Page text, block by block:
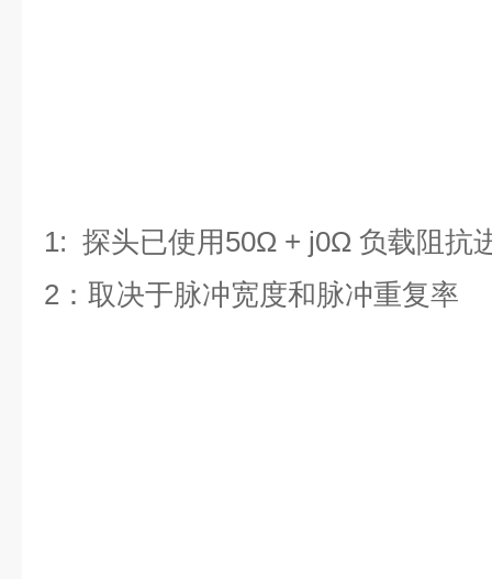
1: 探头已使用50Ω + j0Ω 负载阻抗
2： 取决于脉冲宽度和脉冲重复率